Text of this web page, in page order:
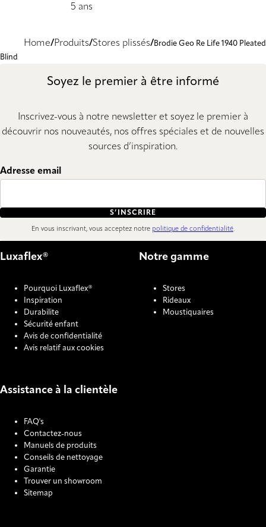
5 ans
Home Produits Stores plissés
Brodie Geo Re Life 1940 Pleated
Blind
Soyez le premier à être informé
Inscrivez-vous à notre newsletter et soyez le premier à
découvrir nos nouveautés, nos offres spéciales et de nouvelles
sources d’inspiration.
Adresse email
S’INSCRIRE
En vous inscrivant, vous acceptez notre politique de confidentialité.
Luxaflex®
Pourquoi Luxaflex®
Inspiration
Durabilite
Sécurité enfant
Avis de confidentialité
Avis relatif aux cookies
Notre gamme
Stores
Rideaux
Moustiquaires
Assistance à la clientèle
FAQ's
Contactez-nous
Manuels de produits
Conseils de nettoyage
Garantie
Trouver un showroom
Sitemap